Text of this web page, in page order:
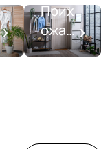
Прих
ожая
со